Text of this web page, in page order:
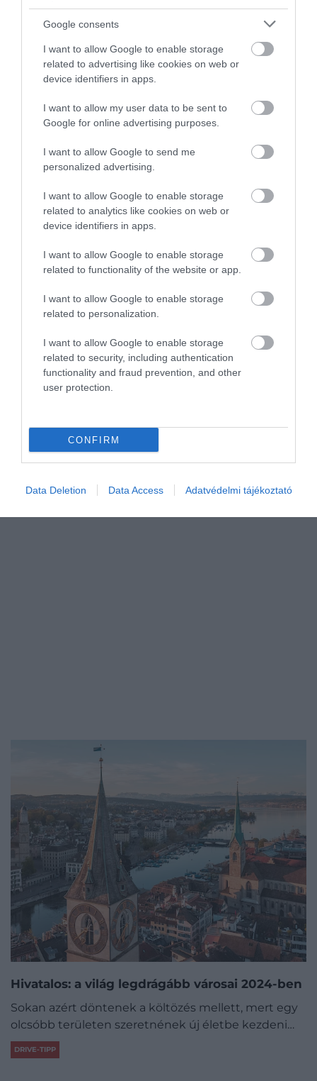
Google consents
I want to allow Google to enable storage
related to advertising like cookies on web or
device identifiers in apps.
I want to allow my user data to be sent to
Google for online advertising purposes.
I want to allow Google to send me
personalized advertising.
I want to allow Google to enable storage
related to analytics like cookies on web or
device identifiers in apps.
I want to allow Google to enable storage
related to functionality of the website or app.
I want to allow Google to enable storage
related to personalization.
I want to allow Google to enable storage
related to security, including authentication
functionality and fraud prevention, and other
user protection.
CONFIRM
Data Deletion Data Access Adatvédelmi tájékoztató
Amikor pirítósról beszélünk, a legtöbben egy
hagyományos, vékony és ropogós kenyérszeletre…
GASZTRO
Hivatalos: a világ legdrágább városai 2024-ben
Sokan azért döntenek a költözés mellett, mert egy
olcsóbb területen szeretnének új életbe kezdeni…
DRIVE-TIPP